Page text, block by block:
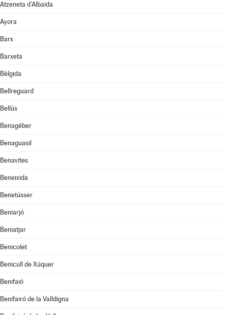
Atzeneta d'Albaida
Ayora
Barx
Barxeta
Bèlgida
Bellreguard
Bellús
Benagéber
Benaguasil
Benavites
Beneixida
Benetússer
Beniarjó
Beniatjar
Benicolet
Benicull de Xúquer
Benifaió
Benifairó de la Valldigna